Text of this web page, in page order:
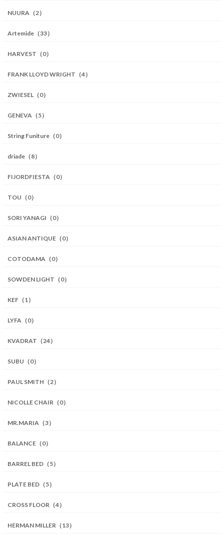
NUURA（2）
Artemide（33）
HARVEST（0）
FRANK LLOYD WRIGHT（4）
ZWIESEL（0）
GENEVA（5）
String Funiture（0）
driade（8）
FIJORDFIESTA（0）
TOU（0）
SORI YANAGI（0）
ASIAN ANTIQUE（0）
COTODAMA（0）
SOWDEN LIGHT（0）
KEF（1）
LYFA（0）
KVADRAT（24）
SUBU（0）
PAUL SMITH（2）
NICOLLE CHAIR（0）
MR.MARIA（3）
BALANCE（0）
BARREL BED（5）
PLATE BED（5）
CROSS FLOOR（4）
HERMAN MILLER（13）